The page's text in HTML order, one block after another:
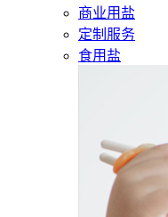
商业用盐
定制服务
食用盐